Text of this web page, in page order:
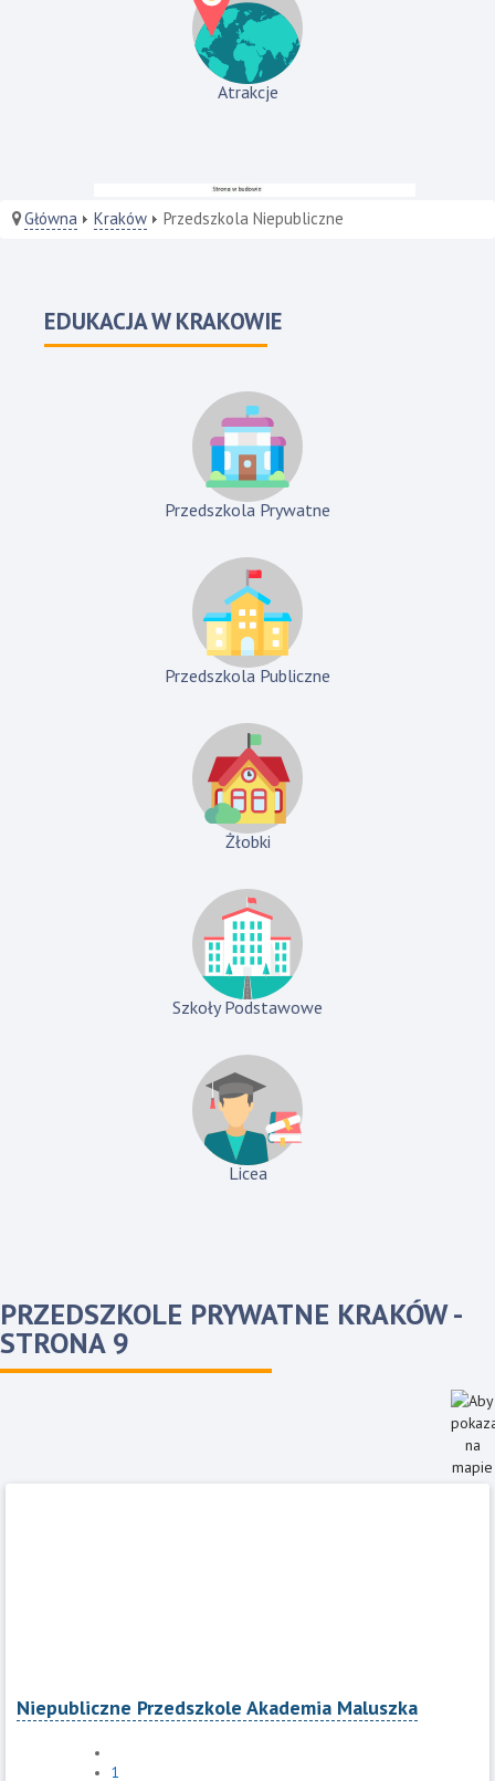
Atrakcje
Główna Kraków Przedszkola Niepubliczne
EDUKACJA W KRAKOWIE
Przedszkola Prywatne
Przedszkola Publiczne
Żłobki
Szkoły Podstawowe
Licea
PRZEDSZKOLE PRYWATNE KRAKÓW-
STRONA 9
Niepubliczne Przedszkole Akademia Maluszka
1